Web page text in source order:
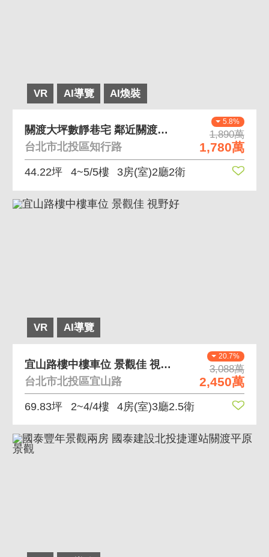
VR AI導覽 AI煥裝
5.8%
1,890萬
1,780萬
關渡大坪數靜巷宅 鄰近關渡國中、靜巷住宅
台北市北投區知行路
44.22坪 4~5/5樓 3房(室)2廳2衛
VR AI導覽
20.7%
3,088萬
2,450萬
宜山路樓中樓車位 景觀佳 視野好
台北市北投區宜山路
69.83坪 2~4/4樓 4房(室)3廳2.5衛